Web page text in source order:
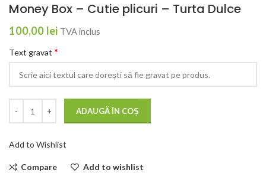
Money Box – Cutie plicuri – Turta Dulce
100,00 lei TVA inclus
Text gravat *
ADAUGĂ ÎN COȘ
Add to Wishlist
Compare Add to wishlist